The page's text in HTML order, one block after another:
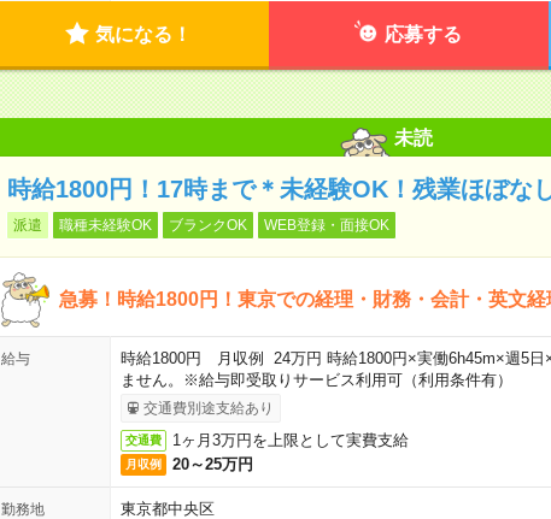
気になる！ 応募する
未読
時給1800円！17時まで＊未経験OK！残業ほぼな
派遣 職種未経験OK ブランクOK WEB登録・面接OK
急募！時給1800円！東京での経理・財務・会計・英文経
給与
時給1800円 月収例 24万円 時給1800円×実働6h45m×週5
ません。※給与即受取りサービス利用可（利用条件有）
交通費別途支給あり
交通費 1ヶ月3万円を上限として実費支給
月収例 20～25万円
勤務地
東京都中央区